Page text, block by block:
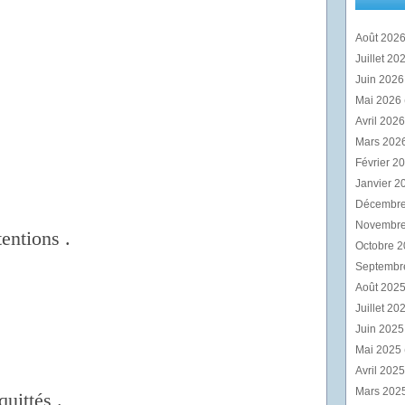
.
.
Août
Juillet
Juin
Mai 2026
Avril
Mars
Février
Janvier
Octobre
Août
Juillet
Juin
Mai 2025
Avril
Mars